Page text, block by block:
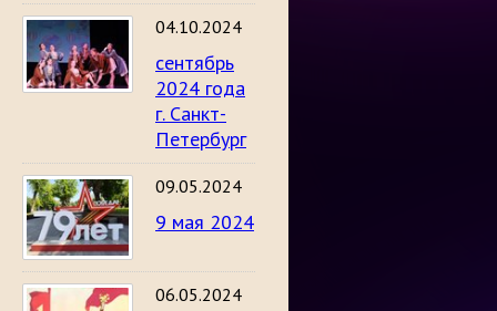
04.10.2024
сентябрь
2024 года
г. Санкт-
Петербург
09.05.2024
9 мая 2024
06.05.2024